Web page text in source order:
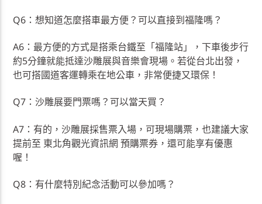
Q6：想知道怎麼搭車最方便？可以直接到福隆嗎？
A6：最方便的方式是搭乘台鐵至「福隆站」，下車後步行
約5分鐘就能抵達沙雕展與音樂會現場。若從台北出發，
也可搭國道客運轉乘在地公車，非常便捷又環保！
Q7：沙雕展要門票嗎？可以當天買？
A7：有的，沙雕展採售票入場，可現場購票，也建議大家
提前至 東北角觀光資訊網 預購票券，還可能享有優惠
喔！
Q8：有什麼特別紀念活動可以參加嗎？